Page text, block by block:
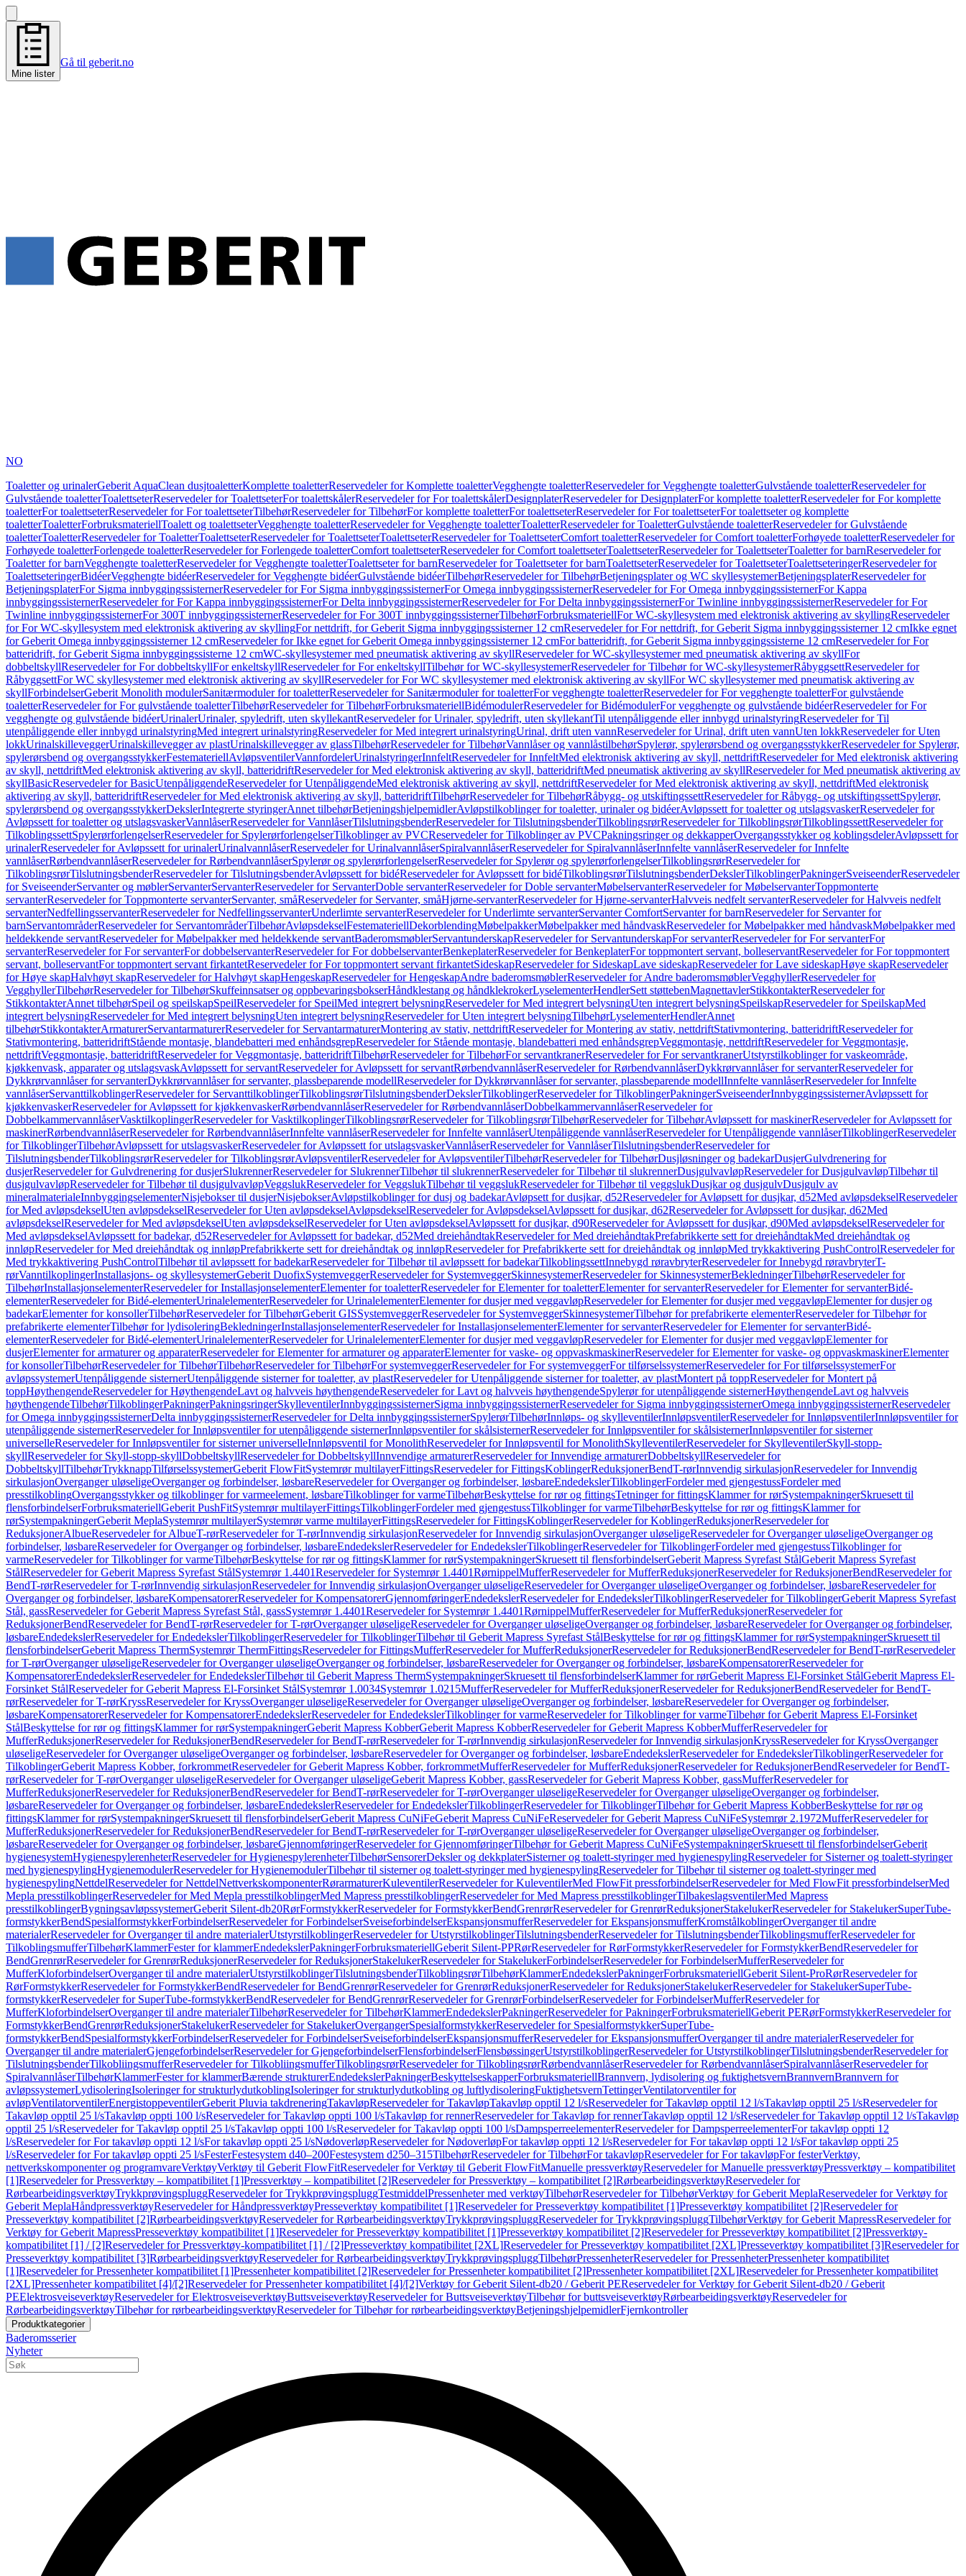
Mine lister
Gå til geberit.no
NO
Toaletter og urinalerGeberit AquaClean dusjtoaletterKomplette toaletterReservedeler for Komplette toaletterVegghengte toaletterReservedeler for Vegghengte toaletterGulvstående toaletterReservedeler for
Gulvstående toaletterToalettseterReservedeler for ToalettseterFor toalettskålerReservedeler for For toalettskålerDesignplaterReservedeler for DesignplaterFor komplette toaletterReservedeler for For komplette
toaletterFor toalettseterReservedeler for For toalettseterTilbehørReservedeler for TilbehørFor komplette toaletterFor toalettseterReservedeler for For toalettseterFor toalettseter og komplette
toaletterToaletterForbruksmateriellToalett og toalettseterVegghengte toaletterReservedeler for Vegghengte toaletterToaletterReservedeler for ToaletterGulvstående toaletterReservedeler for Gulvstående
toaletterToaletterReservedeler for ToaletterToalettseterReservedeler for ToalettseterToalettseterReservedeler for ToalettseterComfort toaletterReservedeler for Comfort toaletterForhøyede toaletterReservedeler for
Forhøyede toaletterForlengede toaletterReservedeler for Forlengede toaletterComfort toalettseterReservedeler for Comfort toalettseterToalettseterReservedeler for ToalettseterToaletter for barnReservedeler for
Toaletter for barnVegghengte toaletterReservedeler for Vegghengte toaletterToalettseter for barnReservedeler for Toalettseter for barnToalettseterReservedeler for ToalettseterToalettseteringerReservedeler for
ToalettseteringerBidéerVegghengte bidéerReservedeler for Vegghengte bidéerGulvstående bidéerTilbehørReservedeler for TilbehørBetjeningsplater og WC skyllesystemerBetjeningsplaterReservedeler for
BetjeningsplaterFor Sigma innbyggingssisternerReservedeler for For Sigma innbyggingssisternerFor Omega innbyggingssisternerReservedeler for For Omega innbyggingssisternerFor Kappa
innbyggingssisternerReservedeler for For Kappa innbyggingssisternerFor Delta innbyggingssisternerReservedeler for For Delta innbyggingssisternerFor Twinline innbyggingssisternerReservedeler for For
Twinline innbyggingssisternerFor 300T innbyggingssisternerReservedeler for For 300T innbyggingssisternerTilbehørForbruksmateriellFor WC-skyllesystem med elektronisk aktivering av skyllingReservedeler
for For WC-skyllesystem med elektronisk aktivering av skyllingFor nettdrift, for Geberit Sigma innbyggingssisterner 12 cmReservedeler for For nettdrift, for Geberit Sigma innbyggingssisterner 12 cmIkke egnet
for Geberit Omega innbyggingssisterner 12 cmReservedeler for Ikke egnet for Geberit Omega innbyggingssisterner 12 cmFor batteridrift, for Geberit Sigma innbyggingssisterne 12 cmReservedeler for For
batteridrift, for Geberit Sigma innbyggingssisterne 12 cmWC-skyllesystemer med pneumatisk aktivering av skyllReservedeler for WC-skyllesystemer med pneumatisk aktivering av skyllFor
dobbeltskyllReservedeler for For dobbeltskyllFor enkeltskyllReservedeler for For enkeltskyllTilbehør for WC-skyllesystemerReservedeler for Tilbehør for WC-skyllesystemerRåbyggsettReservedeler for
RåbyggsettFor WC skyllesystemer med elektronisk aktivering av skyllReservedeler for For WC skyllesystemer med elektronisk aktivering av skyllFor WC skyllesystemer med pneumatisk aktivering av
skyllForbindelserGeberit Monolith modulerSanitærmoduler for toaletterReservedeler for Sanitærmoduler for toaletterFor vegghengte toaletterReservedeler for For vegghengte toaletterFor gulvstående
toaletterReservedeler for For gulvstående toaletterTilbehørReservedeler for TilbehørForbruksmateriellBidémodulerReservedeler for BidémodulerFor vegghengte og gulvstående bidéerReservedeler for For
vegghengte og gulvstående bidéerUrinalerUrinaler, spyledrift, uten skyllekantReservedeler for Urinaler, spyledrift, uten skyllekantTil utenpåliggende eller innbygd urinalstyringReservedeler for Til
utenpåliggende eller innbygd urinalstyringMed integrert urinalstyringReservedeler for Med integrert urinalstyringUrinal, drift uten vannReservedeler for Urinal, drift uten vannUten lokkReservedeler for Uten
lokkUrinalskilleveggerUrinalskillevegger av plastUrinalskillevegger av glassTilbehørReservedeler for TilbehørVannlåser og vannlåstilbehørSpylerør, spylerørsbend og overgangsstykkerReservedeler for Spylerør,
spylerørsbend og overgangsstykkerFestemateriellAvløpsventilerVannfordelerUrinalstyringerInnfeltReservedeler for InnfeltMed elektronisk aktivering av skyll, nettdriftReservedeler for Med elektronisk aktivering
av skyll, nettdriftMed elektronisk aktivering av skyll, batteridriftReservedeler for Med elektronisk aktivering av skyll, batteridriftMed pneumatisk aktivering av skyllReservedeler for Med pneumatisk aktivering av
skyllBasicReservedeler for BasicUtenpåliggendeReservedeler for UtenpåliggendeMed elektronisk aktivering av skyll, nettdriftReservedeler for Med elektronisk aktivering av skyll, nettdriftMed elektronisk
aktivering av skyll, batteridriftReservedeler for Med elektronisk aktivering av skyll, batteridriftTilbehørReservedeler for TilbehørRåbygg- og utskiftingssettReservedeler for Råbygg- og utskiftingssettSpylerør,
spylerørsbend og overgangsstykkerDekslerIntegrerte styringerAnnet tilbehørBetjeningshjelpemidlerAvløpstilkoblinger for toaletter, urinaler og bidéerAvløpssett for toaletter og utslagsvaskerReservedeler for
Avløpssett for toaletter og utslagsvaskerVannlåserReservedeler for VannlåserTilslutningsbenderReservedeler for TilslutningsbenderTilkoblingsrørReservedeler for TilkoblingsrørTilkoblingssettReservedeler for
TilkoblingssettSpylerørforlengelserReservedeler for SpylerørforlengelserTilkoblinger av PVCReservedeler for Tilkoblinger av PVCPakningsringer og dekkapperOvergangsstykker og koblingsdelerAvløpssett for
urinalerReservedeler for Avløpssett for urinalerUrinalvannlåserReservedeler for UrinalvannlåserSpiralvannlåserReservedeler for SpiralvannlåserInnfelte vannlåserReservedeler for Innfelte
vannlåserRørbendvannlåserReservedeler for RørbendvannlåserSpylerør og spylerørforlengelserReservedeler for Spylerør og spylerørforlengelserTilkoblingsrørReservedeler for
TilkoblingsrørTilslutningsbenderReservedeler for TilslutningsbenderAvløpssett for bidéReservedeler for Avløpssett for bidéTilkoblingsrørTilslutningsbenderDekslerTilkoblingerPakningerSveiseenderReservedeler
for SveiseenderServanter og møblerServanterServanterReservedeler for ServanterDoble servanterReservedeler for Doble servanterMøbelservanterReservedeler for MøbelservanterToppmonterte
servanterReservedeler for Toppmonterte servanterServanter, småReservedeler for Servanter, småHjørne-servanterReservedeler for Hjørne-servanterHalvveis nedfelt servanterReservedeler for Halvveis nedfelt
servanterNedfellingsservanterReservedeler for NedfellingsservanterUnderlimte servanterReservedeler for Underlimte servanterServanter ComfortServanter for barnReservedeler for Servanter for
barnServantområderReservedeler for ServantområderTilbehørAvløpsdekselFestemateriellDekorblendingMøbelpakkerMøbelpakker med håndvaskReservedeler for Møbelpakker med håndvaskMøbelpakker med
heldekkende servantReservedeler for Møbelpakker med heldekkende servantBaderomsmøblerServantunderskapReservedeler for ServantunderskapFor servanterReservedeler for For servanterFor
servanterReservedeler for For servanterFor dobbelservanterReservedeler for For dobbelservanterBenkeplaterReservedeler for BenkeplaterFor toppmontert servant, bolleservantReservedeler for For toppmontert
servant, bolleservantFor toppmontert servant firkantetReservedeler for For toppmontert servant firkantetSideskapReservedeler for SideskapLave sideskapReservedeler for Lave sideskapHøye skapReservedeler
for Høye skapHalvhøyt skapReservedeler for Halvhøyt skapHengeskapReservedeler for HengeskapAndre baderomsmøblerReservedeler for Andre baderomsmøblerVegghyllerReservedeler for
VegghyllerTilbehørReservedeler for TilbehørSkuffeinnsatser og oppbevaringsbokserHåndklestang og håndklekrokerLyselementerHendlerSett støttebenMagnettavlerStikkontakterReservedeler for
StikkontakterAnnet tilbehørSpeil og speilskapSpeilReservedeler for SpeilMed integrert belysningReservedeler for Med integrert belysningUten integrert belysningSpeilskapReservedeler for SpeilskapMed
integrert belysningReservedeler for Med integrert belysningUten integrert belysningReservedeler for Uten integrert belysningTilbehørLyselementerHendlerAnnet
tilbehørStikkontakterArmaturerServantarmaturerReservedeler for ServantarmaturerMontering av stativ, nettdriftReservedeler for Montering av stativ, nettdriftStativmontering, batteridriftReservedeler for
Stativmontering, batteridriftStående montasje, blandebatteri med enhåndsgrepReservedeler for Stående montasje, blandebatteri med enhåndsgrepVeggmontasje, nettdriftReservedeler for Veggmontasje,
nettdriftVeggmontasje, batteridriftReservedeler for Veggmontasje, batteridriftTilbehørReservedeler for TilbehørFor servantkranerReservedeler for For servantkranerUtstyrstilkoblinger for vaskeområde,
kjøkkenvask, apparater og utslagsvaskAvløpssett for servantReservedeler for Avløpssett for servantRørbendvannlåserReservedeler for RørbendvannlåserDykkrørvannlåser for servanterReservedeler for
Dykkrørvannlåser for servanterDykkrørvannlåser for servanter, plassbeparende modellReservedeler for Dykkrørvannlåser for servanter, plassbeparende modellInnfelte vannlåserReservedeler for Innfelte
vannlåserServanttilkoblingerReservedeler for ServanttilkoblingerTilkoblingsrørTilslutningsbenderDekslerTilkoblingerReservedeler for TilkoblingerPakningerSveiseenderInnbyggingssisternerAvløpssett for
kjøkkenvaskerReservedeler for Avløpssett for kjøkkenvaskerRørbendvannlåserReservedeler for RørbendvannlåserDobbelkammervannlåserReservedeler for
DobbelkammervannlåserVasktilkoplingerReservedeler for VasktilkoplingerTilkoblingsrørReservedeler for TilkoblingsrørTilbehørReservedeler for TilbehørAvløpssett for maskinerReservedeler for Avløpssett for
maskinerRørbendvannlåserReservedeler for RørbendvannlåserInnfelte vannlåserReservedeler for Innfelte vannlåserUtenpåliggende vannlåserReservedeler for Utenpåliggende vannlåserTilkoblingerReservedeler
for TilkoblingerTilbehørAvløpssett for utslagsvaskerReservedeler for Avløpssett for utslagsvaskerVannlåserReservedeler for VannlåserTilslutningsbenderReservedeler for
TilslutningsbenderTilkoblingsrørReservedeler for TilkoblingsrørAvløpsventilerReservedeler for AvløpsventilerTilbehørReservedeler for TilbehørDusjløsninger og badekarDusjerGulvdrenering for
dusjerReservedeler for Gulvdrenering for dusjerSlukrennerReservedeler for SlukrennerTilbehør til slukrennerReservedeler for Tilbehør til slukrennerDusjgulvavløpReservedeler for DusjgulvavløpTilbehør til
dusjgulvavløpReservedeler for Tilbehør til dusjgulvavløpVeggslukReservedeler for VeggslukTilbehør til veggslukReservedeler for Tilbehør til veggslukDusjkar og dusjgulvDusjgulv av
mineralmaterialeInnbyggingselementerNisjebokser til dusjerNisjebokserAvløpstilkoblinger for dusj og badekarAvløpsett for dusjkar, d52Reservedeler for Avløpsett for dusjkar, d52Med avløpsdekselReservedeler
for Med avløpsdekselUten avløpsdekselReservedeler for Uten avløpsdekselAvløpsdekselReservedeler for AvløpsdekselAvløpssett for dusjkar, d62Reservedeler for Avløpssett for dusjkar, d62Med
avløpsdekselReservedeler for Med avløpsdekselUten avløpsdekselReservedeler for Uten avløpsdekselAvløpssett for dusjkar, d90Reservedeler for Avløpssett for dusjkar, d90Med avløpsdekselReservedeler for
Med avløpsdekselAvløpssett for badekar, d52Reservedeler for Avløpssett for badekar, d52Med dreiehåndtakReservedeler for Med dreiehåndtakPrefabrikkerte sett for dreiehåndtakMed dreiehåndtak og
innløpReservedeler for Med dreiehåndtak og innløpPrefabrikkerte sett for dreiehåndtak og innløpReservedeler for Prefabrikkerte sett for dreiehåndtak og innløpMed trykkaktivering PushControlReservedeler for
Med trykkaktivering PushControlTilbehør til avløpssett for badekarReservedeler for Tilbehør til avløpssett for badekarTilkoblingssettInnebygd røravbryterReservedeler for Innebygd røravbryterT-
rørVanntilkoplingerInstallasjons- og skyllesystemerGeberit DuofixSystemveggerReservedeler for SystemveggerSkinnesystemerReservedeler for SkinnesystemerBekledningerTilbehørReservedeler for
TilbehørInstallasjonselementerReservedeler for InstallasjonselementerElementer for toaletterReservedeler for Elementer for toaletterElementer for servanterReservedeler for Elementer for servanterBidé-
elementerReservedeler for Bidé-elementerUrinalelementerReservedeler for UrinalelementerElementer for dusjer med veggavløpReservedeler for Elementer for dusjer med veggavløpElementer for dusjer og
badekarElementer for konsollerTilbehørReservedeler for TilbehørGeberit GISSystemveggerReservedeler for SystemveggerSkinnesystemerTilbehør for prefabrikerte elementerReservedeler for Tilbehør for
prefabrikerte elementerTilbehør for lydisoleringBekledningerInstallasjonselementerReservedeler for InstallasjonselementerElementer for servanterReservedeler for Elementer for servanterBidé-
elementerReservedeler for Bidé-elementerUrinalelementerReservedeler for UrinalelementerElementer for dusjer med veggavløpReservedeler for Elementer for dusjer med veggavløpElementer for
dusjerElementer for armaturer og apparaterReservedeler for Elementer for armaturer og apparaterElementer for vaske- og oppvaskmaskinerReservedeler for Elementer for vaske- og oppvaskmaskinerElementer
for konsollerTilbehørReservedeler for TilbehørTilbehørReservedeler for TilbehørFor systemveggerReservedeler for For systemveggerFor tilførselssystemerReservedeler for For tilførselssystemerFor
avløpssystemerUtenpåliggende sisternerUtenpåliggende sisterner for toaletter, av plastReservedeler for Utenpåliggende sisterner for toaletter, av plastMontert på toppReservedeler for Montert på
toppHøythengendeReservedeler for HøythengendeLavt og halvveis høythengendeReservedeler for Lavt og halvveis høythengendeSpylerør for utenpåliggende sisternerHøythengendeLavt og halvveis
høythengendeTilbehørTilkoblingerPakningerPakningsringerSkylleventilerInnbyggingssisternerSigma innbyggingssisternerReservedeler for Sigma innbyggingssisternerOmega innbyggingssisternerReservedeler
for Omega innbyggingssisternerDelta innbyggingssisternerReservedeler for Delta innbyggingssisternerSpylerørTilbehørInnløps- og skylleventilerInnløpsventilerReservedeler for InnløpsventilerInnløpsventiler for
utenpåliggende sisternerReservedeler for Innløpsventiler for utenpåliggende sisternerInnløpsventiler for skålsisternerReservedeler for Innløpsventiler for skålsisternerInnløpsventiler for sisterner
universelleReservedeler for Innløpsventiler for sisterner universelleInnløpsventil for MonolithReservedeler for Innløpsventil for MonolithSkylleventilerReservedeler for SkylleventilerSkyll-stopp-
skyllReservedeler for Skyll-stopp-skyllDobbeltskyllReservedeler for DobbeltskyllInnvendige armaturerReservedeler for Innvendige armaturerDobbeltskyllReservedeler for
DobbeltskyllTilbehørTrykknappTilførselssystemerGeberit FlowFitSystemrør multilayerFittingsReservedeler for FittingsKoblingerReduksjonerBendT-rørInnvendig sirkulasjonReservedeler for Innvendig
sirkulasjonOverganger uløseligeOverganger og forbindelser, løsbareReservedeler for Overganger og forbindelser, løsbareEndedekslerTilkoblingerFordeler med gjengestussFordeler med
presstilkoblingOvergangsstykker og tilkoblinger for varmeelement, løsbareTilkoblinger for varmeTilbehørBeskyttelse for rør og fittingsTetninger for fittingsKlammer for rørSystempakningerSkruesett til
flensforbindelserForbruksmateriellGeberit PushFitSystemrør multilayerFittingsTilkoblingerFordeler med gjengestussTilkoblinger for varmeTilbehørBeskyttelse for rør og fittingsKlammer for
rørSystempakningerGeberit MeplaSystemrør multilayerSystemrør varme multilayerFittingsReservedeler for FittingsKoblingerReservedeler for KoblingerReduksjonerReservedeler for
ReduksjonerAlbueReservedeler for AlbueT-rørReservedeler for T-rørInnvendig sirkulasjonReservedeler for Innvendig sirkulasjonOverganger uløseligeReservedeler for Overganger uløseligeOverganger og
forbindelser, løsbareReservedeler for Overganger og forbindelser, løsbareEndedekslerReservedeler for EndedekslerTilkoblingerReservedeler for TilkoblingerFordeler med gjengestussTilkoblinger for
varmeReservedeler for Tilkoblinger for varmeTilbehørBeskyttelse for rør og fittingsKlammer for rørSystempakningerSkruesett til flensforbindelserGeberit Mapress Syrefast StålGeberit Mapress Syrefast
StålReservedeler for Geberit Mapress Syrefast StålSystemrør 1.4401Reservedeler for Systemrør 1.4401RørnippelMufferReservedeler for MufferReduksjonerReservedeler for ReduksjonerBendReservedeler for
BendT-rørReservedeler for T-rørInnvendig sirkulasjonReservedeler for Innvendig sirkulasjonOverganger uløseligeReservedeler for Overganger uløseligeOverganger og forbindelser, løsbareReservedeler for
Overganger og forbindelser, løsbareKompensatorerReservedeler for KompensatorerGjennomføringerEndedekslerReservedeler for EndedekslerTilkoblingerReservedeler for TilkoblingerGeberit Mapress Syrefast
Stål, gassReservedeler for Geberit Mapress Syrefast Stål, gassSystemrør 1.4401Reservedeler for Systemrør 1.4401RørnippelMufferReservedeler for MufferReduksjonerReservedeler for
ReduksjonerBendReservedeler for BendT-rørReservedeler for T-rørOverganger uløseligeReservedeler for Overganger uløseligeOverganger og forbindelser, løsbareReservedeler for Overganger og forbindelser,
løsbareEndedekslerReservedeler for EndedekslerTilkoblingerReservedeler for TilkoblingerTilbehør til Geberit Mapress Syrefast StålBeskyttelse for rør og fittingsKlammer for rørSystempakningerSkruesett til
flensforbindelserGeberit Mapress ThermSystemrør ThermFittingsReservedeler for FittingsMufferReservedeler for MufferReduksjonerReservedeler for ReduksjonerBendReservedeler for BendT-rørReservedeler
for T-rørOverganger uløseligeReservedeler for Overganger uløseligeOverganger og forbindelser, løsbareReservedeler for Overganger og forbindelser, løsbareKompensatorerReservedeler for
KompensatorerEndedekslerReservedeler for EndedekslerTilbehør til Geberit Mapress ThermSystempakningerSkruesett til flensforbindelserKlammer for rørGeberit Mapress El-Forsinket StålGeberit Mapress El-
Forsinket StålReservedeler for Geberit Mapress El-Forsinket StålSystemrør 1.0034Systemrør 1.0215MufferReservedeler for MufferReduksjonerReservedeler for ReduksjonerBendReservedeler for BendT-
rørReservedeler for T-rørKryssReservedeler for KryssOverganger uløseligeReservedeler for Overganger uløseligeOverganger og forbindelser, løsbareReservedeler for Overganger og forbindelser,
løsbareKompensatorerReservedeler for KompensatorerEndedekslerReservedeler for EndedekslerTilkoblinger for varmeReservedeler for Tilkoblinger for varmeTilbehør for Geberit Mapress El-Forsinket
StålBeskyttelse for rør og fittingsKlammer for rørSystempakningerGeberit Mapress KobberGeberit Mapress KobberReservedeler for Geberit Mapress KobberMufferReservedeler for
MufferReduksjonerReservedeler for ReduksjonerBendReservedeler for BendT-rørReservedeler for T-rørInnvendig sirkulasjonReservedeler for Innvendig sirkulasjonKryssReservedeler for KryssOverganger
uløseligeReservedeler for Overganger uløseligeOverganger og forbindelser, løsbareReservedeler for Overganger og forbindelser, løsbareEndedekslerReservedeler for EndedekslerTilkoblingerReservedeler for
TilkoblingerGeberit Mapress Kobber, forkrommetReservedeler for Geberit Mapress Kobber, forkrommetMufferReservedeler for MufferReduksjonerReservedeler for ReduksjonerBendReservedeler for BendT-
rørReservedeler for T-rørOverganger uløseligeReservedeler for Overganger uløseligeGeberit Mapress Kobber, gassReservedeler for Geberit Mapress Kobber, gassMufferReservedeler for
MufferReduksjonerReservedeler for ReduksjonerBendReservedeler for BendT-rørReservedeler for T-rørOverganger uløseligeReservedeler for Overganger uløseligeOverganger og forbindelser,
løsbareReservedeler for Overganger og forbindelser, løsbareEndedekslerReservedeler for EndedekslerTilkoblingerReservedeler for TilkoblingerTilbehør for Geberit Mapress KobberBeskyttelse for rør og
fittingsKlammer for rørSystempakningerSkruesett til flensforbindelserGeberit Mapress CuNiFeGeberit Mapress CuNiFeReservedeler for Geberit Mapress CuNiFeSystemrør 2.1972MufferReservedeler for
MufferReduksjonerReservedeler for ReduksjonerBendReservedeler for BendT-rørReservedeler for T-rørOverganger uløseligeReservedeler for Overganger uløseligeOverganger og forbindelser,
løsbareReservedeler for Overganger og forbindelser, løsbareGjennomføringerReservedeler for GjennomføringerTilbehør for Geberit Mapress CuNiFeSystempakningerSkruesett til flensforbindelserGeberit
hygienesystemHygienespylerenheterReservedeler for HygienespylerenheterTilbehørSensorerDeksler og dekkplaterSisterner og toalett-styringer med hygienespylingReservedeler for Sisterner og toalett-styringer
med hygienespylingHygienemodulerReservedeler for HygienemodulerTilbehør til sisterner og toalett-styringer med hygienespylingReservedeler for Tilbehør til sisterner og toalett-styringer med
hygienespylingNettdelReservedeler for NettdelNettverkskomponenterRørarmaturerKuleventilerReservedeler for KuleventilerMed FlowFit pressforbindelserReservedeler for Med FlowFit pressforbindelserMed
Mepla presstilkoblingerReservedeler for Med Mepla presstilkoblingerMed Mapress presstilkoblingerReservedeler for Med Mapress presstilkoblingerTilbakeslagsventilerMed Mapress
presstilkoblingerBygningsavløpssystemerGeberit Silent-db20RørFormstykkerReservedeler for FormstykkerBendGrenrørReservedeler for GrenrørReduksjonerStakelukerReservedeler for StakelukerSuperTube-
formstykkerBendSpesialformstykkerForbindelserReservedeler for ForbindelserSveiseforbindelserEkspansjonsmufferReservedeler for EkspansjonsmufferKromstålkoblingerOverganger til andre
materialerReservedeler for Overganger til andre materialerUtstyrstilkoblingerReservedeler for UtstyrstilkoblingerTilslutningsbenderReservedeler for TilslutningsbenderTilkoblingsmufferReservedeler for
TilkoblingsmufferTilbehørKlammerFester for klammerEndedekslerPakningerForbruksmateriellGeberit Silent-PPRørReservedeler for RørFormstykkerReservedeler for FormstykkerBendReservedeler for
BendGrenrørReservedeler for GrenrørReduksjonerReservedeler for ReduksjonerStakelukerReservedeler for StakelukerForbindelserReservedeler for ForbindelserMufferReservedeler for
MufferKloforbindelserOverganger til andre materialerUtstyrstilkoblingerTilslutningsbenderTilkoblingsrørTilbehørKlammerEndedekslerPakningerForbruksmateriellGeberit Silent-ProRørReservedeler for
RørFormstykkerReservedeler for FormstykkerBendReservedeler for BendGrenrørReservedeler for GrenrørReduksjonerReservedeler for ReduksjonerStakelukerReservedeler for StakelukerSuperTube-
formstykkerReservedeler for SuperTube-formstykkerBendReservedeler for BendGrenrørReservedeler for GrenrørForbindelserReservedeler for ForbindelserMufferReservedeler for
MufferKloforbindelserOverganger til andre materialerTilbehørReservedeler for TilbehørKlammerEndedekslerPakningerReservedeler for PakningerForbruksmateriellGeberit PERørFormstykkerReservedeler for
FormstykkerBendGrenrørReduksjonerStakelukerReservedeler for StakelukerOvergangerSpesialformstykkerReservedeler for SpesialformstykkerSuperTube-
formstykkerBendSpesialformstykkerForbindelserReservedeler for ForbindelserSveiseforbindelserEkspansjonsmufferReservedeler for EkspansjonsmufferOverganger til andre materialerReservedeler for
Overganger til andre materialerGjengeforbindelserReservedeler for GjengeforbindelserFlensforbindelserFlensbøssingerUtstyrstilkoblingerReservedeler for UtstyrstilkoblingerTilslutningsbenderReservedeler for
TilslutningsbenderTilkobliingsmufferReservedeler for TilkobliingsmufferTilkoblingsrørReservedeler for TilkoblingsrørRørbendvannlåserReservedeler for RørbendvannlåserSpiralvannlåserReservedeler for
SpiralvannlåserTilbehørKlammerFester for klammerBærende strukturerEndedekslerPakningerBeskyttelseskapperForbruksmateriellBrannvern, lydisolering og fuktighetsvernBrannvernBrannvern for
avløpssystemerLydisoleringIsoleringer for strukturlydutkoblingIsoleringer for strukturlydutkobling og luftlydisoleringFuktighetsvernTettingerVentilatorventiler for
avløpVentilatorventilerEnergistoppeventilerGeberit Pluvia takdreneringTakavløpReservedeler for TakavløpTakavløp opptil 12 l/sReservedeler for Takavløp opptil 12 l/sTakavløp opptil 25 l/sReservedeler for
Takavløp opptil 25 l/sTakavløp oppti 100 l/sReservedeler for Takavløp oppti 100 l/sTakavløp for rennerReservedeler for Takavløp for rennerTakavløp opptil 12 l/sReservedeler for Takavløp opptil 12 l/sTakavløp
opptil 25 l/sReservedeler for Takavløp opptil 25 l/sTakavløp oppti 100 l/sReservedeler for Takavløp oppti 100 l/sDampsperreelementerReservedeler for DampsperreelementerFor takavløp oppti 12
l/sReservedeler for For takavløp oppti 12 l/sFor takavløp oppti 25 l/sNødoverløpReservedeler for NødoverløpFor takavløp oppti 12 l/sReservedeler for For takavløp oppti 12 l/sFor takavløp oppti 25
l/sReservedeler for For takavløp oppti 25 l/sFesterFestesystem d40–200Festesystem d250–315TilbehørReservedeler for TilbehørFor takavløpReservedeler for For takavløpFor festerVerktøy,
nettverkskomponenter og programvareVerktøyVerktøy til Geberit FlowFitReservedeler for Verktøy til Geberit FlowFitManuelle pressverktøyReservedeler for Manuelle pressverktøyPressverktøy – kompatibilitet
[1]Reservedeler for Pressverktøy – kompatibilitet [1]Pressverktøy – kompatibilitet [2]Reservedeler for Pressverktøy – kompatibilitet [2]RørbearbeidingsverktøyReservedeler for
RørbearbeidingsverktøyTrykkprøvingspluggReservedeler for TrykkprøvingspluggTestmiddelPressenheter med verktøyTilbehørReservedeler for TilbehørVerktøy for Geberit MeplaReservedeler for Verktøy for
Geberit MeplaHåndpressverktøyReservedeler for HåndpressverktøyPresseverktøy kompatibilitet [1]Reservedeler for Presseverktøy kompatibilitet [1]Presseverktøy kompatibilitet [2]Reservedeler for
Presseverktøy kompatibilitet [2]RørbearbeidingsverktøyReservedeler for RørbearbeidingsverktøyTrykkprøvingspluggReservedeler for TrykkprøvingspluggTilbehørVerktøy for Geberit MapressReservedeler for
Verktøy for Geberit MapressPresseverktøy kompatibilitet [1]Reservedeler for Presseverktøy kompatibilitet [1]Presseverktøy kompatibilitet [2]Reservedeler for Presseverktøy kompatibilitet [2]Pressverktøy-
kompatibilitet [1] / [2]Reservedeler for Pressverktøy-kompatibilitet [1] / [2]Presseverktøy kompatibilitet [2XL]Reservedeler for Presseverktøy kompatibilitet [2XL]Presseverktøy kompatibilitet [3]Reservedeler for
Presseverktøy kompatibilitet [3]RørbearbeidingsverktøyReservedeler for RørbearbeidingsverktøyTrykkprøvingspluggTilbehørPressenheterReservedeler for PressenheterPressenheter kompatibilitet
[1]Reservedeler for Pressenheter kompatibilitet [1]Pressenheter kompatibilitet [2]Reservedeler for Pressenheter kompatibilitet [2]Pressenheter kompatibilitet [2XL]Reservedeler for Pressenheter kompatibilitet
[2XL]Pressenheter kompatibilitet [4]/[2]Reservedeler for Pressenheter kompatibilitet [4]/[2]Verktøy for Geberit Silent-db20 / Geberit PEReservedeler for Verktøy for Geberit Silent-db20 / Geberit
PEElektrosveiseverktøyReservedeler for ElektrosveiseverktøyButtsveiseverktøyReservedeler for ButtsveiseverktøyTilbehør for buttsveiseverktøyRørbearbeidingsverktøyReservedeler for
RørbearbeidingsverktøyTilbehør for rørbearbeidingsverktøyReservedeler for Tilbehør for rørbearbeidingsverktøyBetjeningshjelpemidlerFjernkontroller
Produktkategorier
Baderomsserier
Nyheter